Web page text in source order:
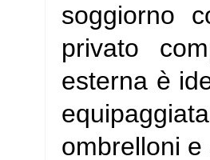
soggiorno
privato
esterna è
ombrelloni e